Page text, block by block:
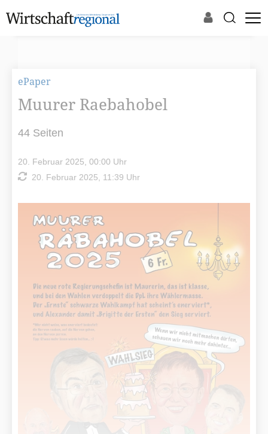
ePaper
Muurer Raebahobel
44 Seiten
20. Februar 2025, 00:00 Uhr
20. Februar 2025, 11:39 Uhr